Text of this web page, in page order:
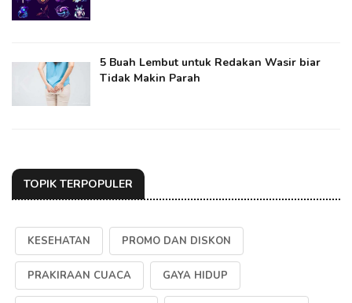
5 Buah Lembut untuk Redakan Wasir biar
Tidak Makin Parah
TOPIK TERPOPULER
KESEHATAN PROMO DAN DISKON
PRAKIRAAN CUACA GAYA HIDUP